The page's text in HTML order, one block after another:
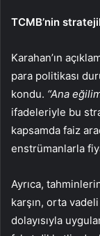
TCMB’nin
Karahan’ın
para politikası
kondu. “Ana
ifadeleriyle bu
kapsamda faiz
enstrümanlarla
Ayrıca,
karşın, orta
dolayısıyla